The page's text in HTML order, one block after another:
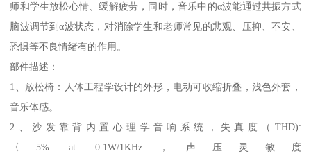
师和学生放松心情、缓解疲劳，同时，音乐中的α波能通过共振方式
脑波调节到α波状态，对消除学生和老师常见的悲观、压抑、不安、
恐惧等不良情绪有的作用。
部件描述：
1、放松椅：人体工程学设计的外形，电动可收缩折叠，浅色外套，
音乐体感。
2、沙发靠背内置心理学音响系统，失真度（THD):
〈5% at 0.1W/1KHz，声压灵敏度